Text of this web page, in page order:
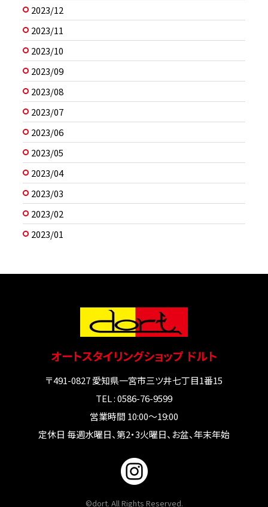
2023/12
2023/11
2023/10
2023/09
2023/08
2023/07
2023/06
2023/05
2023/04
2023/03
2023/02
2023/01
オートスタイリングショップ ドルト
〒491-0827 愛知県一宮市三ツ井七丁目1番15
TEL : 0586-76-9599
営業時間 10:00～19:00
定休日 毎週水曜日、第2・3火曜日、お盆、年末年始
©dort. All Rights Reserved.